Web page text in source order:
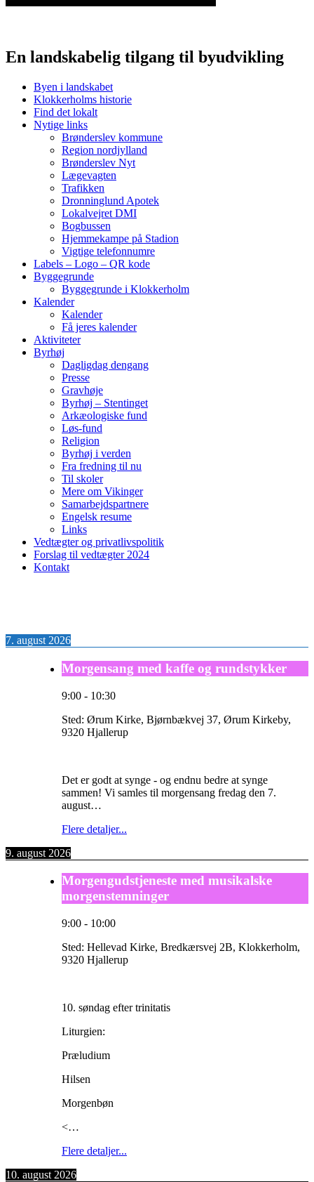
En landskabelig tilgang til byudvikling
Byen i landskabet
Klokkerholms historie
Find det lokalt
Nytige links
Brønderslev kommune
Region nordjylland
Brønderslev Nyt
Lægevagten
Trafikken
Dronninglund Apotek
Lokalvejret DMI
Bogbussen
Hjemmekampe på Stadion
Vigtige telefonnumre
Labels – Logo – QR kode
Byggegrunde
Byggegrunde i Klokkerholm
Kalender
Kalender
Få jeres kalender
Aktiviteter
Byrhøj
Dagligdag dengang
Presse
Gravhøje
Byrhøj – Stentinget
Arkæologiske fund
Løs-fund
Religion
Byrhøj i verden
Fra fredning til nu
Til skoler
Mere om Vikinger
Samarbejdspartnere
Engelsk resume
Links
Vedtægter og privatlivspolitik
Forslag til vedtægter 2024
Kontakt
7. august 2026
Morgensang med kaffe og rundstykker
9:00 - 10:30
Sted: Ørum Kirke, Bjørnbækvej 37, Ørum Kirkeby,
9320 Hjallerup
Det er godt at synge - og endnu bedre at synge
sammen! Vi samles til morgensang fredag den 7.
august…
Flere detaljer...
9. august 2026
Morgengudstjeneste med musikalske
morgenstemninger
9:00 - 10:00
Sted: Hellevad Kirke, Bredkærsvej 2B, Klokkerholm,
9320 Hjallerup
10. søndag efter trinitatis
Liturgien:
Præludium
Hilsen
Morgenbøn
<…
Flere detaljer...
10. august 2026